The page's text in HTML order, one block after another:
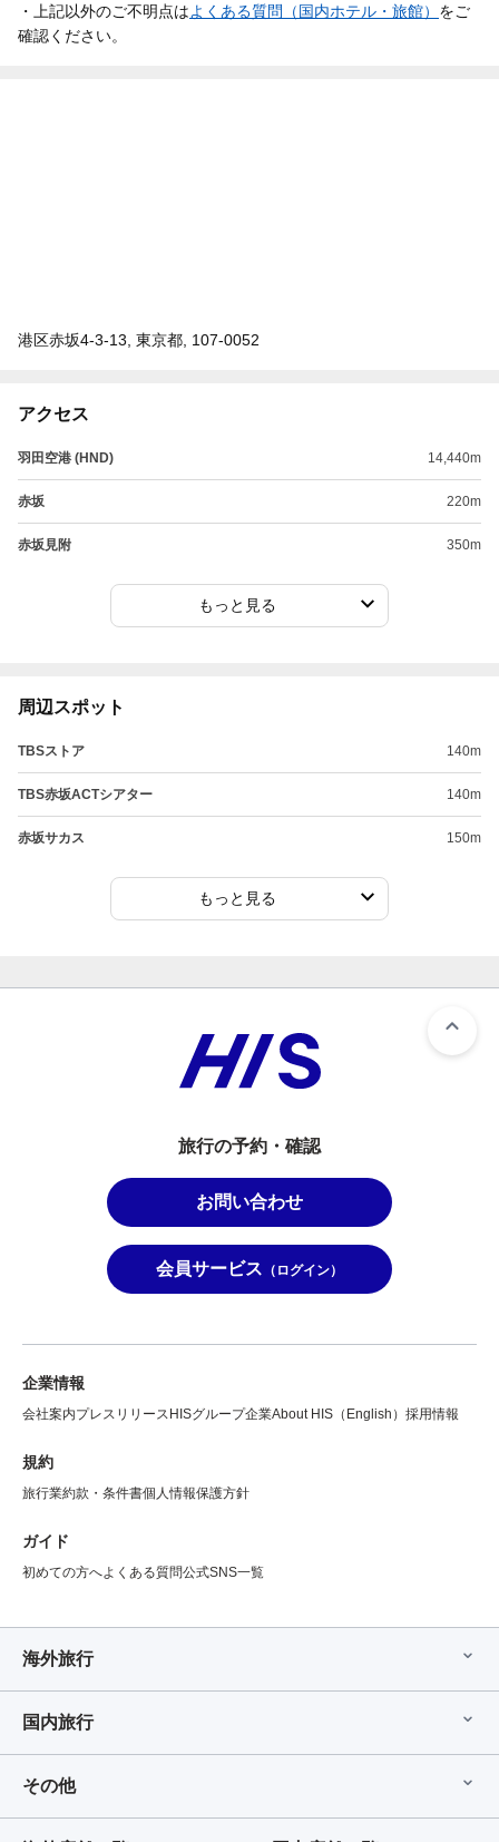
・上記以外のご不明点はよくある質問（国内ホテル・旅館） をご
確認ください。
港区赤坂4-3-13, 東京都, 107-0052
アクセス
羽田空港 (HND) 14,440m
赤坂 220m
赤坂見附 350m
もっと見る
周辺スポット
TBSストア 140m
TBS赤坂ACTシアター 140m
赤坂サカス 150m
もっと見る
旅行の予約・確認
お問い合わせ
会員サービス （ログイン）
企業情報
会社案内プレスリリース HISグループ企業About HIS（English） 採用情報
規約
旅行業約款・条件書個人情報保護方針
ガイド
初めての方へよくある質問公式SNS一覧
海外旅行
国内旅行
その他